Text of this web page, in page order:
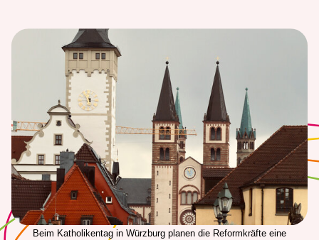
Beim Katholikentag in Würzburg planen die Reformkräfte eine